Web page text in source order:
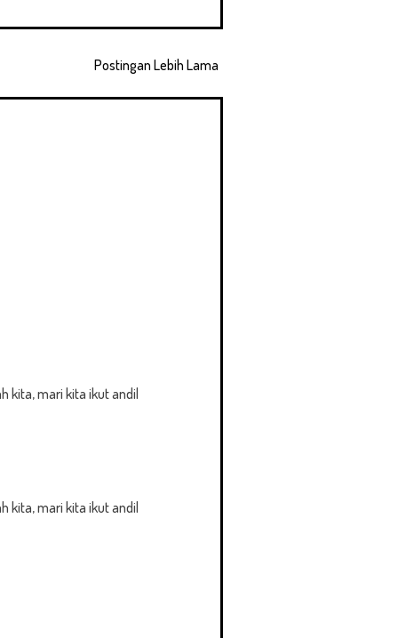
Postingan Lebih Lama
kita, mari kita ikut andil
kita, mari kita ikut andil